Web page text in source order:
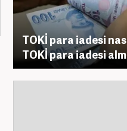
TOKİ para iadesi
TOKİ para iadesi